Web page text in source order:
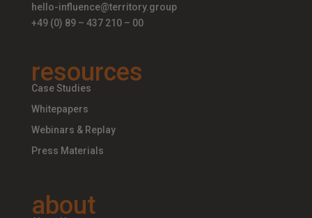
hello-influence@territory.group
+49 (0) 89 – 437 210 – 00
resources
Case Studies
Whitepapers
Webinars & Replay
Press Materials
about